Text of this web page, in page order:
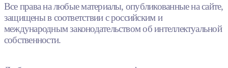
Все права на любые материалы, опубликованные на сайте,
защищены в соответствии с российским и
международным законодательством об интеллектуальной
собственности.